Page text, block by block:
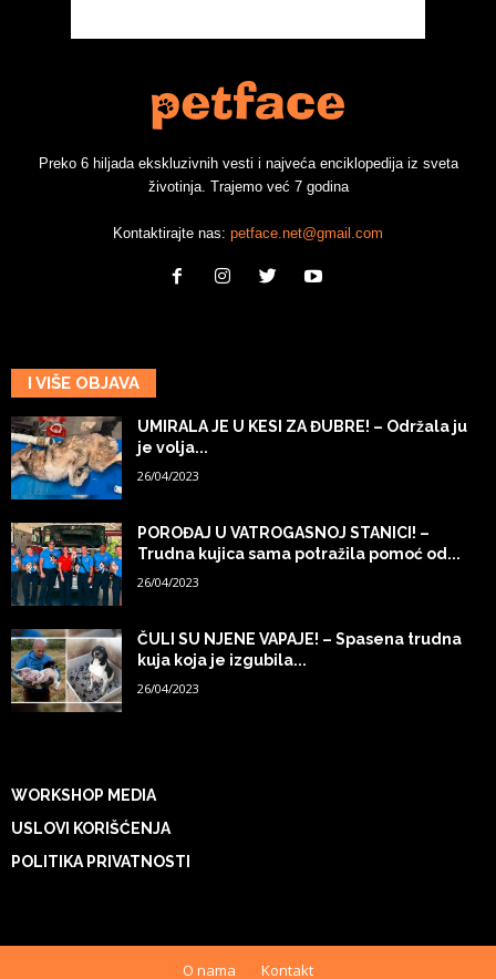
Preko 6 hiljada ekskluzivnih vesti i najveća enciklopedija iz sveta
životinja. Trajemo već 7 godina
Kontaktirajte nas: petface.net@gmail.com
I VIŠE OBJAVA
UMIRALA JE U KESI ZA ĐUBRE! – Održala ju
je volja...
26/04/2023
POROĐAJ U VATROGASNOJ STANICI! –
Trudna kujica sama potražila pomoć od...
26/04/2023
ČULI SU NJENE VAPAJE! – Spasena trudna
kuja koja je izgubila...
26/04/2023
WORKSHOP MEDIA
USLOVI KORIŠĆENJA
POLITIKA PRIVATNOSTI
O nama Kontakt